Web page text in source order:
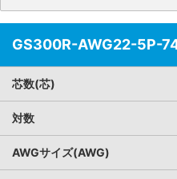
GS300R-AWG22-5P-
芯数(芯)
対数
AWGサイズ(AWG)